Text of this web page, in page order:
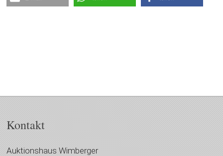
Kontakt
Auktionshaus Wimberger